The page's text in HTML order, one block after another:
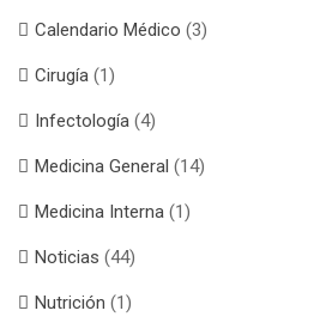
Calendario Médico (3)
Cirugía (1)
Infectología (4)
Medicina General (14)
Medicina Interna (1)
Noticias (44)
Nutrición (1)